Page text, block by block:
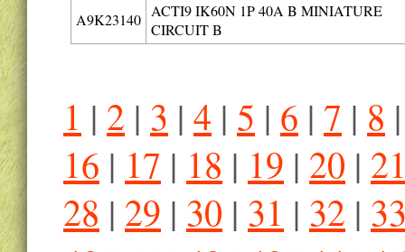
A9K23140 ACTI9 IK60N 1P 40A B MINIATURE
CIRCUIT B
1 | 2 | 3 | 4 | 5 | 6 | 7 | 8
16 | 17 | 18 | 19 | 20 |
28 | 29 | 30 | 31 | 32 |